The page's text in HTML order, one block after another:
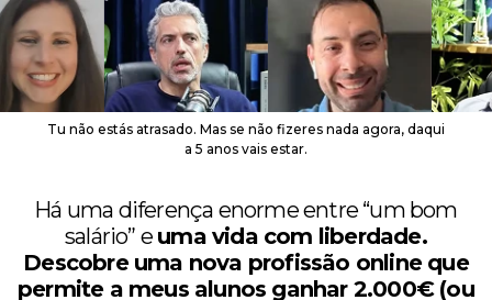
Tu não estás atrasado. Mas se não fizeres nada agora, daqui
a 5 anos vais estar.
Há uma diferença enorme entre “um bom
salário” e uma vida com liberdade.
Descobre uma nova profissão online que
permite a meus alunos ganhar 2.000€ (ou